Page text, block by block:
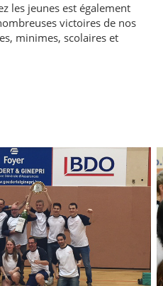
les jeunes est également
victoires de nos
minimes, scolaires et